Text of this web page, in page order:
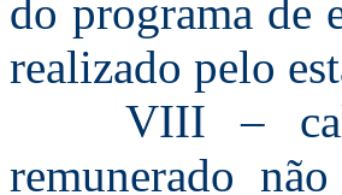
do programa de
realizado pelo
VIII –
remunerado